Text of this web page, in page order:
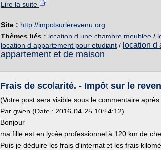
Lire la suite
Site : http://impotsurlerevenu.org
Thèmes liés : location d une chambre meublee /
location d appartement pour etudiant / location d
appartement et de maison
Frais de scolarité. - Impôt sur le
(Votre post sera visible sous le commentaire après
Par gwen (Date : 2016-04-25 10:54:12)
Bonjour
ma fille est en lycée professionnel à 120 km de
Puis je déduire les frais d'internat et les frais